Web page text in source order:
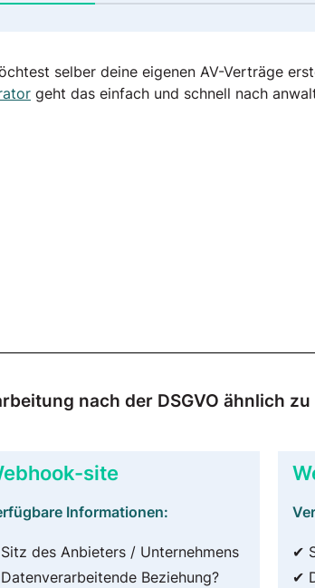
selber deine eigenen AV-Verträge
geht das einfach und schnell nach
nach der DSGVO ähnlich
site
Informationen:
des Anbieters / Unternehmens
Beziehung?
✔
✔